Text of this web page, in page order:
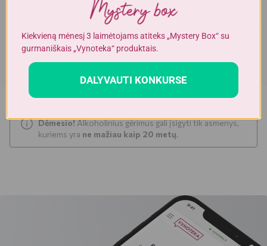
pakuotės nurodoma informacija yra išsamesnė ir gali šiek tiek skirtis
nuo informacijos, nurodomos elektroninėje parduotuvėje pateiktų
prekių aprašymuose. Visada rekomenduojame perskaityti ir
vadovautis informacija, esančia ant prekės pakuotės. Akcijinių prekių
kiekis yra ribotas.
Dėmesio!Alkoholinius gėrimus gali įsigyti tik asmenys,
kuriems yra ne mažiau kaip 20 metų.
Kiekvieną mėnesį 3 laimėtojams atiteks „Mystery Box“ su
gurmaniškais „Vynoteka“ produktais.
DALYVAUTI KONKURSE